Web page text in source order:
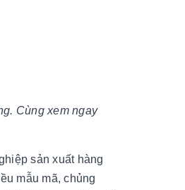
Cùng xem ngay
sản xuất hàng
mẫu mã, chủng